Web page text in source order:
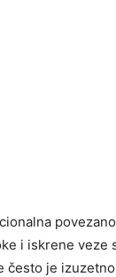
i iskrene veze
često je